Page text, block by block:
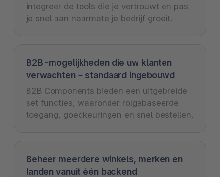
integreer de tools die je vertrouwt en pas
je snel aan naarmate je bedrijf groeit.
B2B-mogelijkheden die uw klanten
verwachten – standaard ingebouwd
B2B Components bieden een uitgebreide
set functies, waaronder rolgebaseerde
toegang, goedkeuringen en snel bestellen.
Beheer meerdere winkels, merken en
landen vanuit één backend